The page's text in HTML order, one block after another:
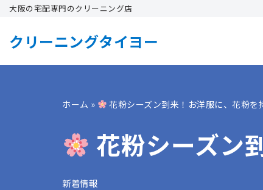
コ
ン
テ
大阪の宅配専門のクリーニング店
クリーニングタイヨー
ホーム » 花粉シーズン到来！お洋服に、花粉を
花粉シーズン
新着情報